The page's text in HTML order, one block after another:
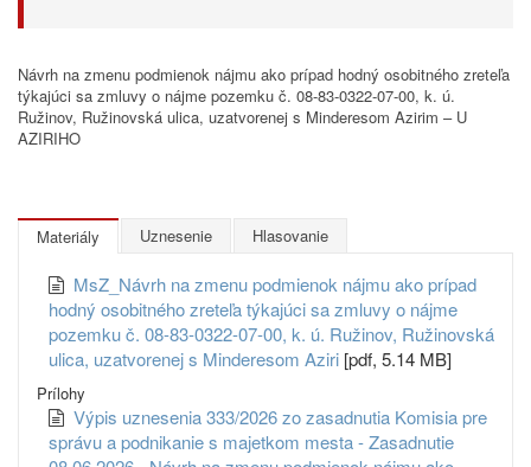
Návrh na zmenu podmienok nájmu ako prípad hodný osobitného zreteľa
týkajúci sa zmluvy o nájme pozemku č. 08-83-0322-07-00, k. ú.
Ružinov, Ružinovská ulica, uzatvorenej s Minderesom Azirim – U
AZIRIHO
Materiály Uznesenie Hlasovanie
MsZ_Návrh na zmenu podmienok nájmu ako prípad
hodný osobitného zreteľa týkajúci sa zmluvy o nájme
pozemku č. 08-83-0322-07-00, k. ú. Ružinov, Ružinovská
ulica, uzatvorenej s Minderesom Aziri [pdf, 5.14 MB]
Prílohy
Výpis uznesenia 333/2026 zo zasadnutia Komisia pre
správu a podnikanie s majetkom mesta - Zasadnutie